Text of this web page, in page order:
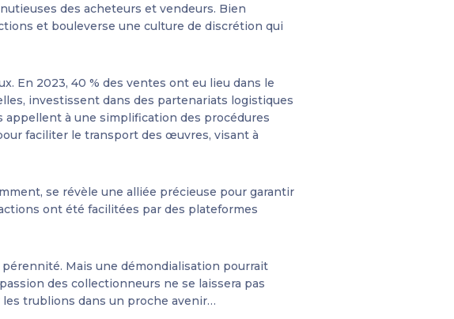
des acheteurs et vendeurs. Bien
et bouleverse une culture de discrétion qui
En 2023, 40 % des ventes ont eu lieu dans le
investissent dans des partenariats logistiques
à une simplification des procédures
faciliter le transport des œuvres, visant à
se révèle une alliée précieuse pour garantir
ont été facilitées par des plateformes
Mais une démondialisation pourrait
des collectionneurs ne se laissera pas
trublions dans un proche avenir…